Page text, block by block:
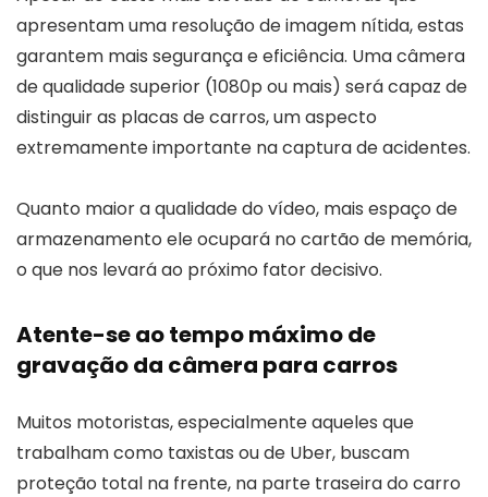
apresentam uma resolução de imagem nítida, estas
garantem mais segurança e eficiência. Uma câmera
de qualidade superior (1080p ou mais) será capaz de
distinguir as placas de carros, um aspecto
extremamente importante na captura de acidentes.
Quanto maior a qualidade do vídeo, mais espaço de
armazenamento ele ocupará no cartão de memória,
o que nos levará ao próximo fator decisivo.
Atente-se ao tempo máximo de
gravação da câmera para carros
Muitos motoristas, especialmente aqueles que
trabalham como taxistas ou de Uber, buscam
proteção total na frente, na parte traseira do carro